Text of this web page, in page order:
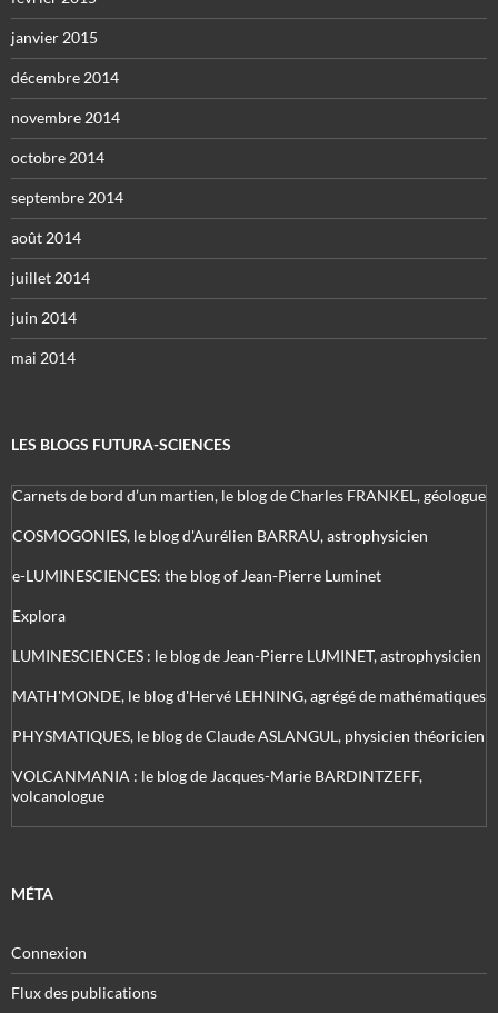
janvier 2015
décembre 2014
novembre 2014
octobre 2014
septembre 2014
août 2014
juillet 2014
juin 2014
mai 2014
LES BLOGS FUTURA-SCIENCES
Carnets de bord d’un martien, le blog de Charles FRANKEL, géologue
COSMOGONIES, le blog d'Aurélien BARRAU, astrophysicien
e-LUMINESCIENCES: the blog of Jean-Pierre Luminet
Explora
LUMINESCIENCES : le blog de Jean-Pierre LUMINET, astrophysicien
MATH'MONDE, le blog d'Hervé LEHNING, agrégé de mathématiques
PHYSMATIQUES, le blog de Claude ASLANGUL, physicien théoricien
VOLCANMANIA : le blog de Jacques-Marie BARDINTZEFF,
volcanologue
MÉTA
Connexion
Flux des publications